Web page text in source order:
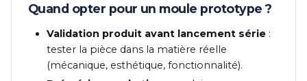
Quand opter pour un moule prototype ?
Validation produit avant lancement série :
tester la pièce dans la matière réelle
(mécanique, esthétique, fonctionnalité).